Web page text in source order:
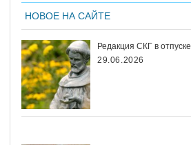
НОВОЕ НА САЙТЕ
Редакция СКГ в отпуске
29.06.2026